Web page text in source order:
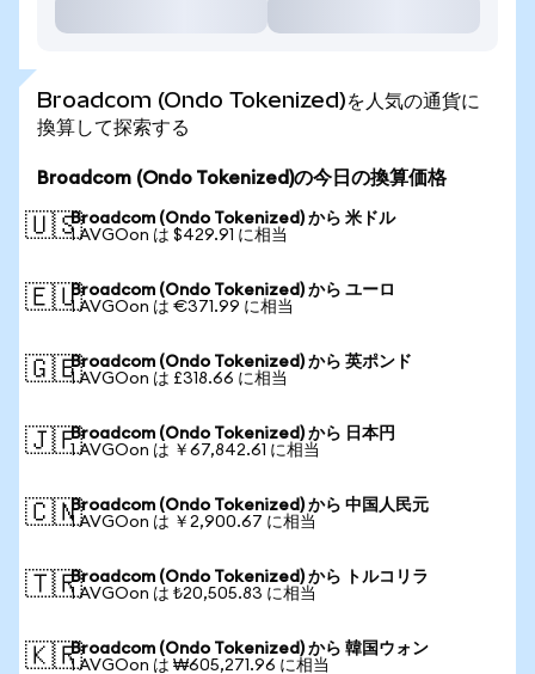
Broadcom (Ondo Tokenized)を人気の通貨に
換算して探索する
Broadcom (Ondo Tokenized)の今日の換算価格
🇺🇸Broadcom (Ondo Tokenized) から 米ドル
1 AVGOon は $429.91 に相当
🇪🇺Broadcom (Ondo Tokenized) から ユーロ
1 AVGOon は €371.99 に相当
🇬🇧Broadcom (Ondo Tokenized) から 英ポンド
1 AVGOon は £318.66 に相当
🇯🇵Broadcom (Ondo Tokenized) から 日本円
1 AVGOon は ￥67,842.61 に相当
🇨🇳Broadcom (Ondo Tokenized) から 中国人民元
1 AVGOon は ￥2,900.67 に相当
🇹🇷Broadcom (Ondo Tokenized) から トルコリラ
1 AVGOon は ₺20,505.83 に相当
🇰🇷Broadcom (Ondo Tokenized) から 韓国ウォン
1 AVGOon は ₩605,271.96 に相当